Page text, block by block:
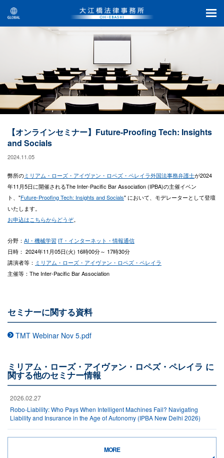
【オンラインセミナー】Future-Proofing Tech: Insights
and Socials
2024.11.05
弊所のミリアム・ローズ・アイヴァン・ロペズ・ペレイラ外国法事務弁護士が2024
年11月5日に開催されるThe Inter-Pacific Bar Association (IPBA)の主催イベン
ト、"Future-Proofing Tech: Insights and Socials" において、モデレーターとして登壇
いたします。
お申込はこちらからどうぞ。
分野： AI・機械学習 IT・インターネット・情報通信
日時： 2024年11月05日(火) 16時00分～ 17時30分
講演者等： ミリアム・ローズ・アイヴァン・ロペズ・ペレイラ
主催等：The Inter-Pacific Bar Association
セミナーに関する資料
TMT Webinar Nov 5.pdf
ミリアム・ローズ・アイヴァン・ロペズ・ペレイラ に
関する他のセミナー情報
2026.02.27
Robo-Liability: Who Pays When Intelligent Machines Fail? Navigating
Liability and Insurance in the Age of Autonomy (IPBA New Delhi 2026)
MORE